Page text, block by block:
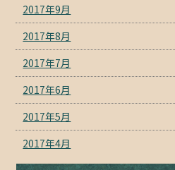
2017年9月
2017年8月
2017年7月
2017年6月
2017年5月
2017年4月